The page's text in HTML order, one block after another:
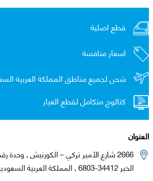
قطع اصلية
اسعار منافسة
شحن لجميع مناطق المملكة العربية
كتالوج متكامل لقطع الغيار
العنوان
2666 شارع الأمير تركي – الكورنيش , وحدة رقم 102
الخبر 34412-6803 , المملكة العربية السعودية